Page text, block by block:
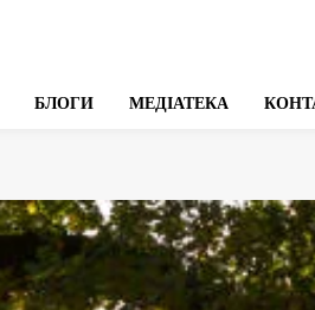
БЛОГИ МЕДІАТЕКА